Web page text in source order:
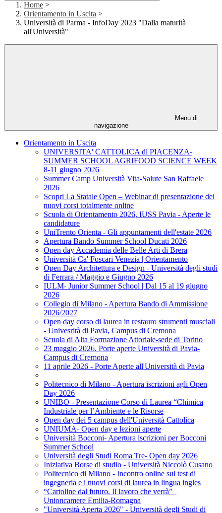
Home >
Orientamento in Uscita >
Università di Parma - InfoDay 2023 "Dalla maturità
all'Università"
Menu di
navigazione
Orientamento in Uscita
UNIVERSITA' CATTOLICA di PIACENZA-
SUMMER SCHOOL AGRIFOOD SCIENCE WEEK
8-11 giugno 2026
Summer Camp Università Vita-Salute San Raffaele
2026
Scopri La Statale Open – Webinar di presentazione dei
nuovi corsi totalmente online
Scuola di Orientamento 2026, IUSS Pavia - Aperte le
candidature
UniTrento Orienta - Gli appuntamenti dell'estate 2026
Apertura Bando Summer School Ducati 2026
Open day Accademia delle Belle Arti di Brera
Università Ca' Foscari Venezia | Orientamento
Open Day Architettura e Design - Università degli studi
di Ferrara / Maggio e Giugno 2026
IULM- Junior Summer School | Dal 15 al 19 giugno
2026
Collegio di Milano - Apertura Bando di Ammissione
2026/2027
Open day corso di laurea in restauro strumenti musciali
- Univesrità di Pavia, Campus di Cremona
Scuola di Alta Formazione Attoriale-sede di Torino
23 maggio 2026. Porte aperte Università di Pavia-
Campus di Cremona
11 aprile 2026 - Porte Aperte all'Università di Pavia
Politecnico di Milano - Apertura iscrizioni agli Open
Day 2026
UNIBO - Presentazione Corso di Laurea “Chimica
Industriale per l’Ambiente e le Risorse
Open day dei 5 campus dell'Università Cattolica
UNIUMA- Open day e lezioni aperte
Università Bocconi- Apertura iscrizioni per Bocconi
Summer School
Università degli Studi Roma Tre- Open day 2026
Iniziativa Borse di studio - Università Niccolò Cusano
Politecnico di Milano - Incontro online sul test di
ingegneria e i nuovi corsi di laurea in lingua ingles
“Cartoline dal futuro. Il lavoro che verrà”_
Unioncamere Emilia-Romagna
"Università Aperta 2026" - Università degli Studi di